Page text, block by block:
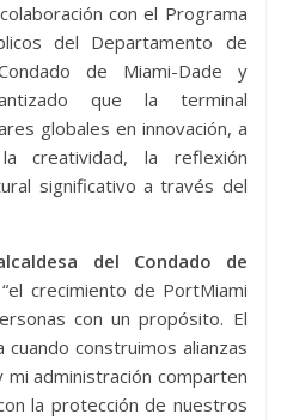
con el Programa
del Departamento de
de Miami-Dade y
que la terminal
globales en innovación, a
creatividad, la reflexión
significativo a través del
del Condado de
crecimiento de PortMiami
con un propósito. El
construimos alianzas
mi administración comparten
la protección de nuestros